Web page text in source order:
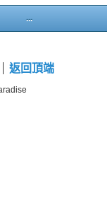
...
返回頂端